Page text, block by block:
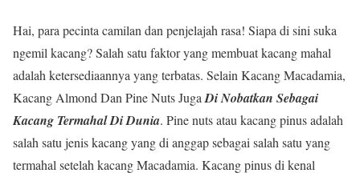
Hai, para pecinta camilan dan penjelajah rasa! Siapa di sini suka
ngemil kacang? Salah satu faktor yang membuat kacang mahal
adalah ketersediaannya yang terbatas. Selain Kacang Macadamia,
Kacang Almond Dan Pine Nuts Juga Di Nobatkan Sebagai
Kacang Termahal Di Dunia. Pine nuts atau kacang pinus adalah
salah satu jenis kacang yang di anggap sebagai salah satu yang
termahal setelah kacang Macadamia. Kacang pinus di kenal